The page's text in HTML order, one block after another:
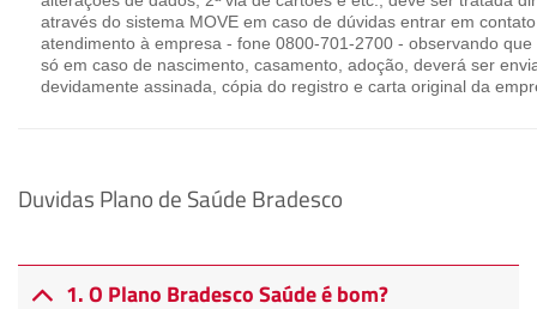
através do sistema MOVE em caso de dúvidas entrar em
atendimento à empresa - fone 0800-701-2700 - observando
só em caso de nascimento, casamento, adoção, deverá ser
devidamente assinada, cópia do registro e carta original da
Duvidas Plano de Saúde Bradesco
1. O Plano Bradesco Saúde é bom?